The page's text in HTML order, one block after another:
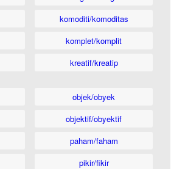
komoditi/komoditas
komplet/komplit
kreatif/kreatip
objek/obyek
objektif/obyektif
paham/faham
pikir/fikir